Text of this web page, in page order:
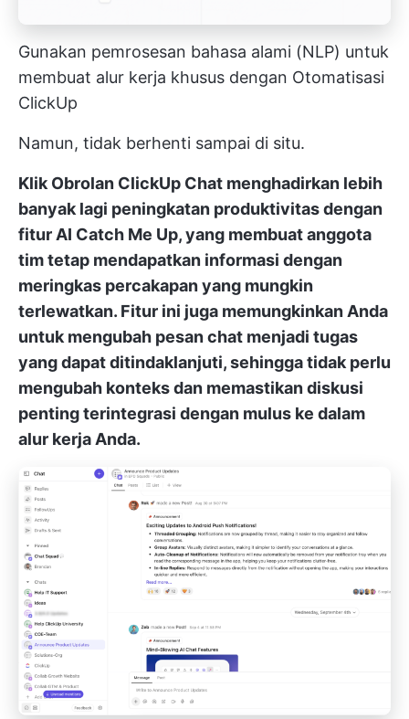
Gunakan pemrosesan bahasa alami (NLP) untuk
membuat alur kerja khusus dengan Otomatisasi
ClickUp
Namun, tidak berhenti sampai di situ.
Klik Obrolan ClickUp Chat menghadirkan lebih
banyak lagi peningkatan produktivitas dengan
fitur AI Catch Me Up, yang membuat anggota
tim tetap mendapatkan informasi dengan
meringkas percakapan yang mungkin
terlewatkan. Fitur ini juga memungkinkan Anda
untuk mengubah pesan chat menjadi tugas
yang dapat ditindaklanjuti, sehingga tidak perlu
mengubah konteks dan memastikan diskusi
penting terintegrasi dengan mulus ke dalam
alur kerja Anda.